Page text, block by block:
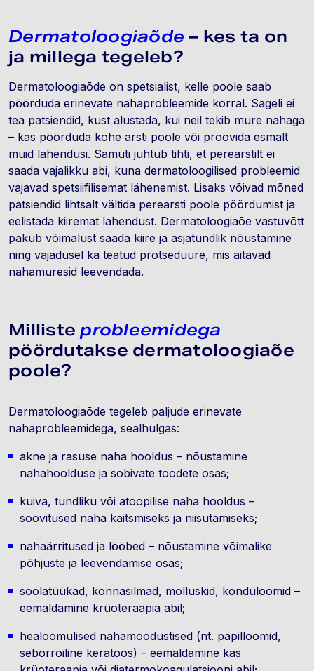
Dermatoloogiaõde – kes ta on
ja millega tegeleb?
Dermatoloogiaõde on spetsialist, kelle poole saab
pöörduda erinevate nahaprobleemide korral. Sageli ei
tea patsiendid, kust alustada, kui neil tekib mure nahaga
– kas pöörduda kohe arsti poole või proovida esmalt
muid lahendusi. Samuti juhtub tihti, et perearstilt ei
saada vajalikku abi, kuna dermatoloogilised probleemid
vajavad spetsiifilisemat lähenemist. Lisaks võivad mõned
patsiendid lihtsalt vältida perearsti poole pöördumist ja
eelistada kiiremat lahendust. Dermatoloogiaõe vastuvõtt
pakub võimalust saada kiire ja asjatundlik nõustamine
ning vajadusel ka teatud protseduure, mis aitavad
nahamuresid leevendada.
Millisteprobleemidega
pöördutakse dermatoloogiaõe
poole?
Dermatoloogiaõde tegeleb paljude erinevate
nahaprobleemidega, sealhulgas:
akne ja rasuse naha hooldus – nõustamine
nahahoolduse ja sobivate toodete osas;
kuiva, tundliku või atoopilise naha hooldus –
soovitused naha kaitsmiseks ja niisutamiseks;
nahaärritused ja lööbed – nõustamine võimalike
põhjuste ja leevendamise osas;
soolatüükad, konnasilmad, molluskid, kondüloomid –
eemaldamine krüoteraapia abil;
healoomulised nahamoodustised (nt. papilloomid,
seborroiline keratoos) – eemaldamine kas